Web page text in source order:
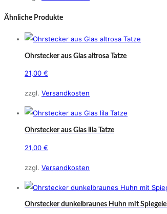
werden
Ähnliche Produkte
Ohrstecker aus Glas altrosa Tatze
21,00 €
zzgl. Versandkosten
Ohrstecker aus Glas lila Tatze
21,00 €
zzgl. Versandkosten
Ohrstecker dunkelbraunes Huhn mit